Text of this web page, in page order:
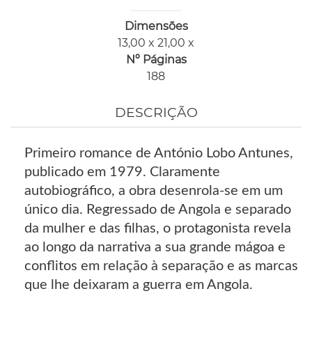
Dimensões
13,00 x 21,00 x
Nº Páginas
188
DESCRIÇÃO
Primeiro romance de António Lobo Antunes,
publicado em 1979. Claramente
autobiográfico, a obra desenrola-se em um
único dia. Regressado de Angola e separado
da mulher e das filhas, o protagonista revela
ao longo da narrativa a sua grande mágoa e
conflitos em relação à separação e as marcas
que lhe deixaram a guerra em Angola.